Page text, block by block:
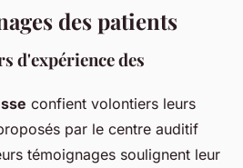
des patients
d'expérience des
confient volontiers leurs
par le centre auditif
témoignages soulignent leur